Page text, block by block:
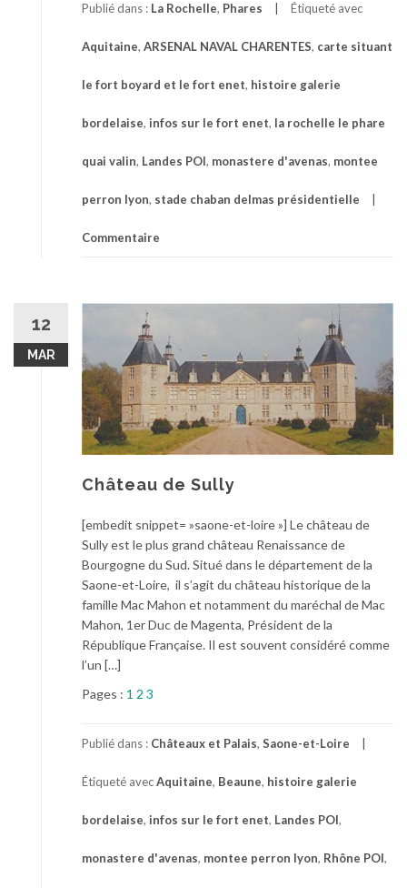
Publié dans : La Rochelle, Phares Étiqueté avec
Aquitaine, ARSENAL NAVAL CHARENTES, carte situant
le fort boyard et le fort enet, histoire galerie
bordelaise, infos sur le fort enet, la rochelle le phare
quai valin, Landes POI, monastere d'avenas, montee
perron lyon, stade chaban delmas présidentielle
Commentaire
12
MAR
Château de Sully
[embedit snippet= »saone-et-loire »] Le château de
Sully est le plus grand château Renaissance de
Bourgogne du Sud. Situé dans le département de la
Saone-et-Loire, il s’agit du château historique de la
famille Mac Mahon et notamment du maréchal de Mac
Mahon, 1er Duc de Magenta, Président de la
République Française. Il est souvent considéré comme
l’un […]
Pages : 1 2 3
Publié dans : Châteaux et Palais, Saone-et-Loire
Étiqueté avecAquitaine, Beaune, histoire galerie
bordelaise, infos sur le fort enet, Landes POI,
monastere d'avenas, montee perron lyon, Rhône POI,